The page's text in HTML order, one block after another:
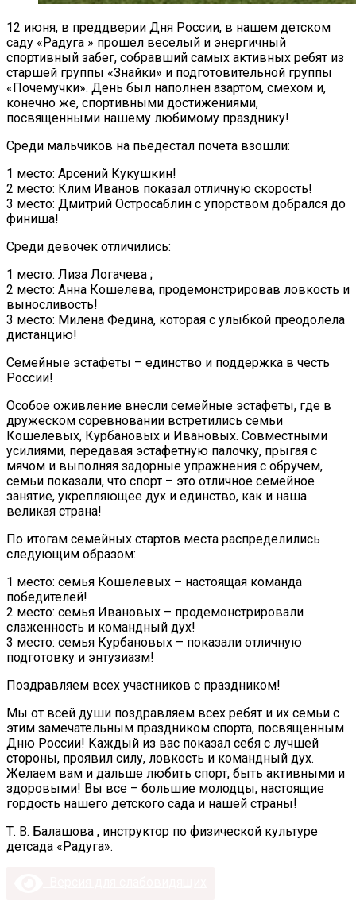
12 июня, в преддверии Дня России, в нашем детском
саду «Радуга » прошел веселый и энергичный
спортивный забег, собравший самых активных ребят из
старшей группы «Знайки» и подготовительной группы
«Почемучки». День был наполнен азартом, смехом и,
конечно же, спортивными достижениями,
посвященными нашему любимому празднику!
Среди мальчиков на пьедестал почета взошли:
1 место: Арсений Кукушкин!
2 место: Клим Иванов показал отличную скорость!
3 место: Дмитрий Остросаблин с упорством добрался до
финиша!
Среди девочек отличились:
1 место: Лиза Логачева ;
2 место: Анна Кошелева, продемонстрировав ловкость и
выносливость!
3 место: Милена Федина, которая с улыбкой преодолела
дистанцию!
Семейные эстафеты – единство и поддержка в честь
России!
Особое оживление внесли семейные эстафеты, где в
дружеском соревновании встретились семьи
Кошелевых, Курбановых и Ивановых. Совместными
усилиями, передавая эстафетную палочку, прыгая с
мячом и выполняя задорные упражнения с обручем,
семьи показали, что спорт – это отличное семейное
занятие, укрепляющее дух и единство, как и наша
великая страна!
По итогам семейных стартов места распределились
следующим образом:
1 место: семья Кошелевых – настоящая команда
победителей!
2 место: семья Ивановых – продемонстрировали
слаженность и командный дух!
3 место: семья Курбановых – показали отличную
подготовку и энтузиазм!
Поздравляем всех участников с праздником!
Мы от всей души поздравляем всех ребят и их семьи с
этим замечательным праздником спорта, посвященным
Дню России! Каждый из вас показал себя с лучшей
стороны, проявил силу, ловкость и командный дух.
Желаем вам и дальше любить спорт, быть активными и
здоровыми! Вы все – большие молодцы, настоящие
гордость нашего детского сада и нашей страны!
Т. В. Балашова , инструктор по физической культуре
детсада «Радуга».